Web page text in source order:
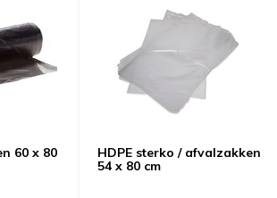
60 x 80
HDPE sterko / afvalzakken
54 x 80 cm